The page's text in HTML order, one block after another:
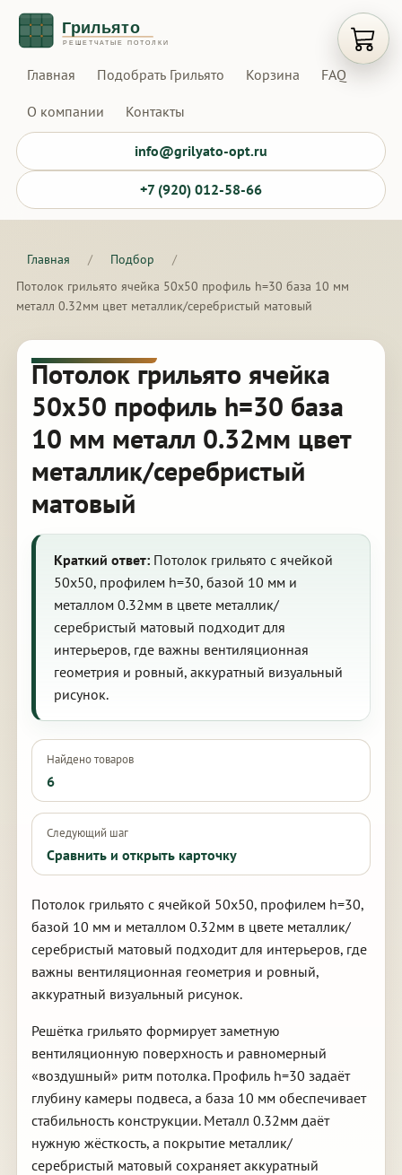
Главная Подобрать Грильято Корзина FAQ
О компании Контакты
info@grilyato-opt.ru
+7 (920) 012-58-66
Главная / Подбор
/
Потолок грильято ячейка 50х50 профиль h=30 база 10 мм
металл 0.32мм цвет металлик/серебристый матовый
Потолок грильято ячейка
50х50 профиль h=30 база
10 мм металл 0.32мм цвет
металлик/серебристый
матовый
Краткий ответ:Потолок грильято с ячейкой
50х50, профилем h=30, базой 10 мм и
металлом 0.32мм в цвете металлик/
серебристый матовый подходит для
интерьеров, где важны вентиляционная
геометрия и ровный, аккуратный визуальный
рисунок.
Найдено товаров
6
Следующий шаг
Сравнить и открыть карточку
Потолок грильято с ячейкой 50х50, профилем h=30,
базой 10 мм и металлом 0.32мм в цвете металлик/
серебристый матовый подходит для интерьеров, где
важны вентиляционная геометрия и ровный,
аккуратный визуальный рисунок.
Решётка грильято формирует заметную
вентиляционную поверхность и равномерный
«воздушный» ритм потолка. Профиль h=30 задаёт
глубину камеры подвеса, а база 10 мм обеспечивает
стабильность конструкции. Металл 0.32мм даёт
нужную жёсткость, а покрытие металлик/
серебристый матовый сохраняет аккуратный